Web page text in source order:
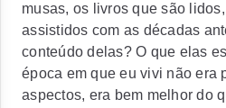
musas, os livros que são
assistidos com as décadas
conteúdo delas? O que elas
época em que eu vivi não era
aspectos, era bem melhor do